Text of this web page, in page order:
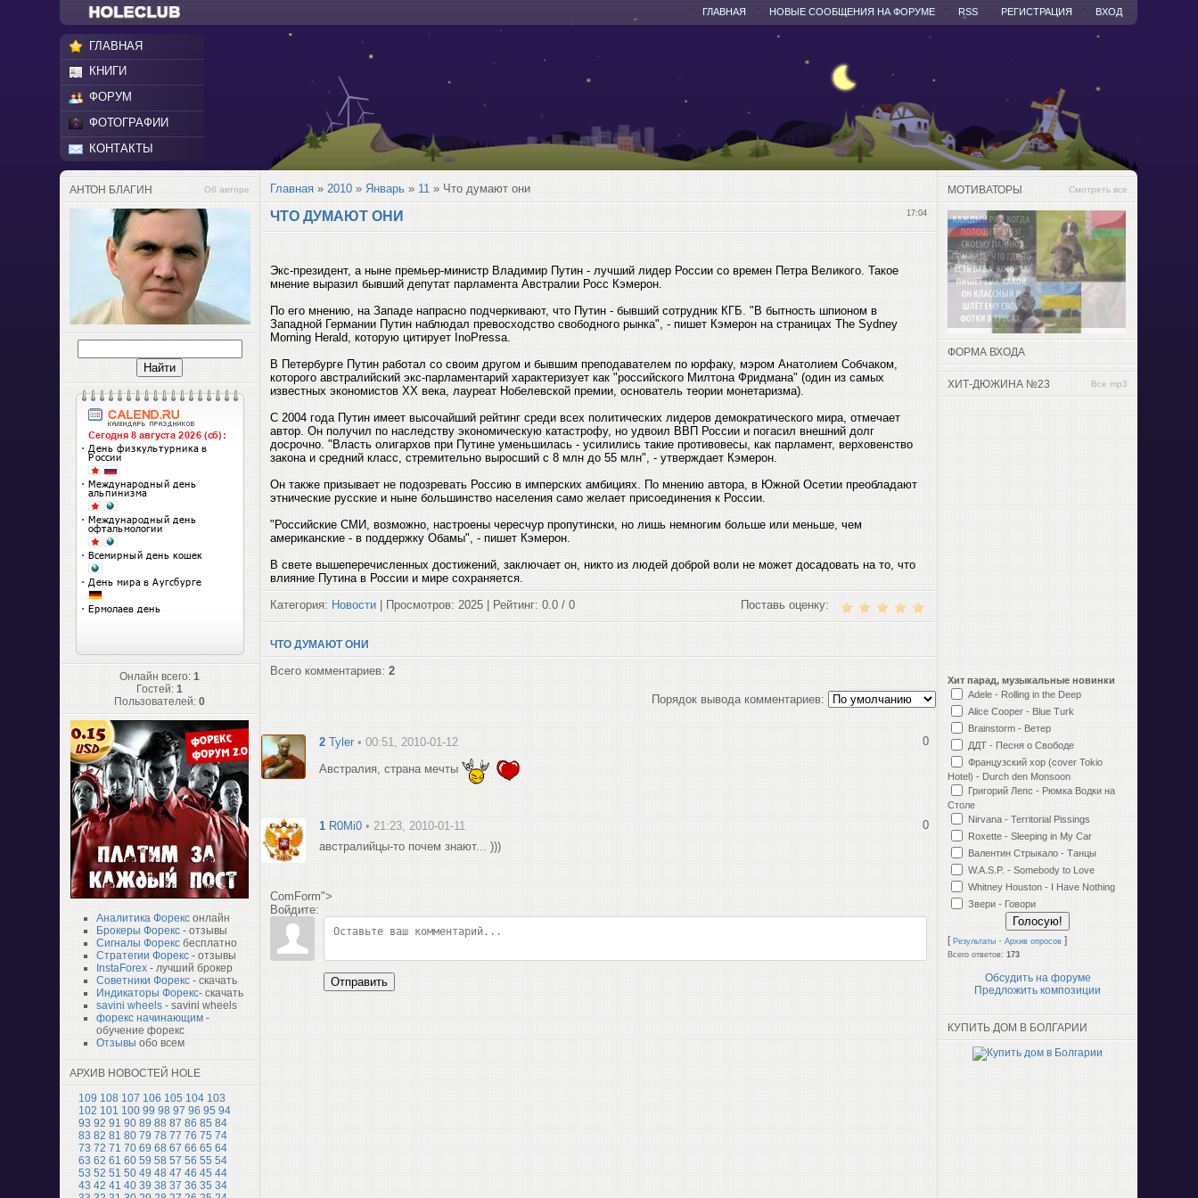
ВХОД
РЕГИСТРАЦИЯ
RSS
НОВЫЕ СООБЩЕНИЯ НА ФОРУМЕ
ГЛАВНАЯ
ГЛАВНАЯ
КНИГИ
ФОРУМ
ФОТОГРАФИИ
КОНТАКТЫ
АНТОН БЛАГИН Об авторе
Онлайн всего:1
Гостей:1
Пользователей:0
Аналитика Форекс онлайн
Брокеры Форекс - отзывы
Сигналы Форекс бесплатно
Стратегии Форекс - отзывы
InstaForex - лучший брокер
Советники Форекс - скачать
Индикаторы Форекс- скачать
savini wheels - savini wheels
форекс начинающим -
обучение форекс
Отзывы обо всем
АРХИВ НОВОСТЕЙ HOLE
109 108 107 106 105 104 103
102 101 100 99 98 97 96 95 94
93 92 91 90 89 88 87 86 85 84
83 82 81 80 79 78 77 76 75 74
73 72 71 70 69 68 67 66 65 64
63 62 61 60 59 58 57 56 55 54
53 52 51 50 49 48 47 46 45 44
43 42 41 40 39 38 37 36 35 34
Главная »2010 » Январь » 11 » Что думают они
17:04
ЧТО ДУМАЮТ ОНИ
Экс-президент, а ныне премьер-министр Владимир Путин - лучший лидер России со времен Петра Великого. Такое
мнение выразил бывший депутат парламента Австралии Росс Кэмерон.
По его мнению, на Западе напрасно подчеркивают, что Путин - бывший сотрудник КГБ. "В бытность шпионом в
Западной Германии Путин наблюдал превосходство свободного рынка", - пишет Кэмерон на страницах The Sydney
Morning Herald, которую цитирует InoPressa.
В Петербурге Путин работал со своим другом и бывшим преподавателем по юрфаку, мэром Анатолием Собчаком,
которого австралийский экс-парламентарий характеризует как "российского Милтона Фридмана" (один из самых
известных экономистов ХХ века, лауреат Нобелевской премии, основатель теории монетаризма).
С 2004 года Путин имеет высочайший рейтинг среди всех политических лидеров демократического мира, отмечает
автор. Он получил по наследству экономическую катастрофу, но удвоил ВВП России и погасил внешний долг
досрочно. "Власть олигархов при Путине уменьшилась - усилились такие противовесы, как парламент, верховенство
закона и средний класс, стремительно выросший с 8 млн до 55 млн", - утверждает Кэмерон.
Он также призывает не подозревать Россию в имперских амбициях. По мнению автора, в Южной Осетии преобладают
этнические русские и ныне большинство населения само желает присоединения к России.
"Российские СМИ, возможно, настроены чересчур пропутински, но лишь немногим больше или меньше, чем
американские - в поддержку Обамы", - пишет Кэмерон.
В свете вышеперечисленных достижений, заключает он, никто из людей доброй воли не может досадовать на то, что
влияние Путина в России и мире сохраняется.
Поставь оценку:
Категория: Новости | Просмотров: 2025 | Рейтинг: 0.0 / 0
ЧТО ДУМАЮТ ОНИ
Всего комментариев:2
Порядок вывода комментариев:
0
2 Tyler • 00:51, 2010-01-12
Австралия, страна мечты
0
1 R0Mi0 • 21:23, 2010-01-11
австралийцы-то почем знают... )))
ComForm">
Войдите:
Отправить
МОТИВАТОРЫ Смотреть все
ФОРМА ВХОДА
ХИТ-ДЮЖИНА №23 Все mp3
Хит парад, музыкальные новинки
Adele - Rolling in the Deep
Alice Cooper - Blue Turk
Brainstorm - Ветер
ДДТ - Песня о Свободе
Французский хор (cover Tokio
Hotel) - Durch den Monsoon
Григорий Лепс - Рюмка Водки на
Столе
Nirvana - Territorial Pissings
Roxette - Sleeping in My Car
Валентин Стрыкало - Танцы
W.A.S.P. - Somebody to Love
Whitney Houston - I Have Nothing
Звери - Говори
[Результаты ·Архив опросов ]
Всего ответов:173
Обсудить на форуме
Предложить композиции
КУПИТЬ ДОМ В БОЛГАРИИ